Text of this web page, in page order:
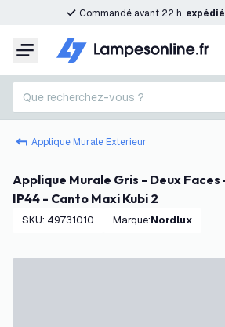
Commandé avant 22 h, expédié
Menu
Que recherchez-vous ?
Applique Murale Exterieur
Applique Murale Gris - Deux Faces - Raccord GU10 -
IP44 - Canto Maxi Kubi 2
SKU: 49731010 Marque: Nordlux